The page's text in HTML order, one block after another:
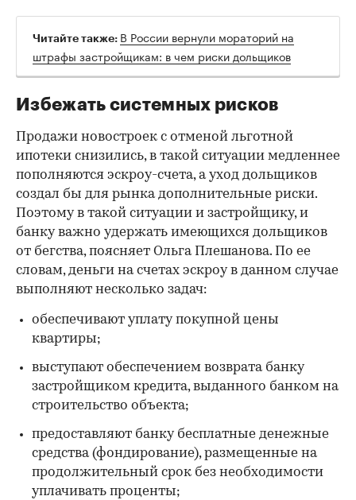
Читайте также: В России вернули мораторий на
штрафы застройщикам: в чем риски дольщиков
Избежать системных рисков
Продажи новостроек с отменой льготной
ипотеки снизились, в такой ситуации медленнее
пополняются эскроу-счета, а уход дольщиков
создал бы для рынка дополнительные риски.
Поэтому в такой ситуации и застройщику, и
банку важно удержать имеющихся дольщиков
от бегства, поясняет Ольга Плешанова. По ее
словам, деньги на счетах эскроу в данном случае
выполняют несколько задач:
обеспечивают уплату покупной цены
квартиры;
выступают обеспечением возврата банку
застройщиком кредита, выданного банком на
строительство объекта;
предоставляют банку бесплатные денежные
средства (фондирование), размещенные на
продолжительный срок без необходимости
уплачивать проценты;